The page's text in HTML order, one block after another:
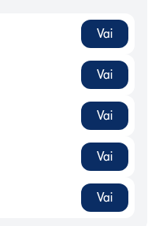
Vai
Vai
Vai
Vai
Vai